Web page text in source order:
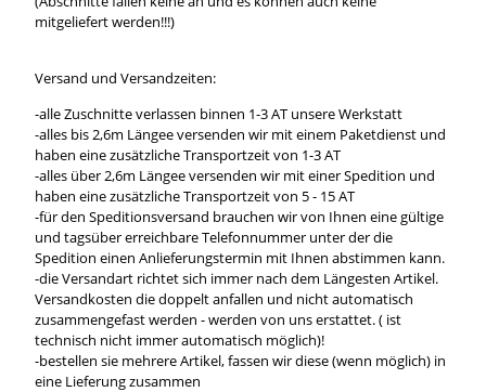
mitgeliefert werden!!!)
Versand und Versandzeiten:
-alle Zuschnitte verlassen binnen 1-3 AT unsere Werkstatt
-alles bis 2,6m Längee versenden wir mit einem Paketdienst und
haben eine zusätzliche Transportzeit von 1-3 AT
-alles über 2,6m Längee versenden wir mit einer Spedition und
haben eine zusätzliche Transportzeit von 5 - 15 AT
-für den Speditionsversand brauchen wir von Ihnen eine gültige
und tagsüber erreichbare Telefonnummer unter der die
Spedition einen Anlieferungstermin mit Ihnen abstimmen kann.
-die Versandart richtet sich immer nach dem Längesten Artikel.
Versandkosten die doppelt anfallen und nicht automatisch
zusammengefast werden - werden von uns erstattet. ( ist
technisch nicht immer automatisch möglich)!
-bestellen sie mehrere Artikel, fassen wir diese (wenn möglich) in
eine Lieferung zusammen